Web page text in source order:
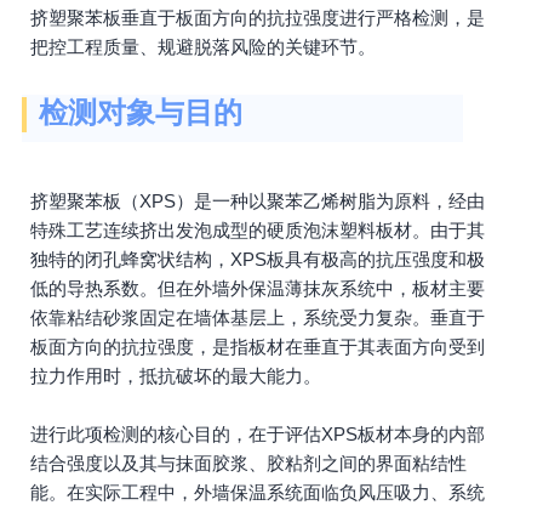
挤塑聚苯板垂直于板面方向的抗拉强度进行严格检测，是
把控工程质量、规避脱落风险的关键环节。
检测对象与目的
挤塑聚苯板（XPS）是一种以聚苯乙烯树脂为原料，经由
特殊工艺连续挤出发泡成型的硬质泡沫塑料板材。由于其
独特的闭孔蜂窝状结构，XPS板具有极高的抗压强度和极
低的导热系数。但在外墙外保温薄抹灰系统中，板材主要
依靠粘结砂浆固定在墙体基层上，系统受力复杂。垂直于
板面方向的抗拉强度，是指板材在垂直于其表面方向受到
拉力作用时，抵抗破坏的最大能力。
进行此项检测的核心目的，在于评估XPS板材本身的内部
结合强度以及其与抹面胶浆、胶粘剂之间的界面粘结性
能。在实际工程中，外墙保温系统面临负风压吸力、系统